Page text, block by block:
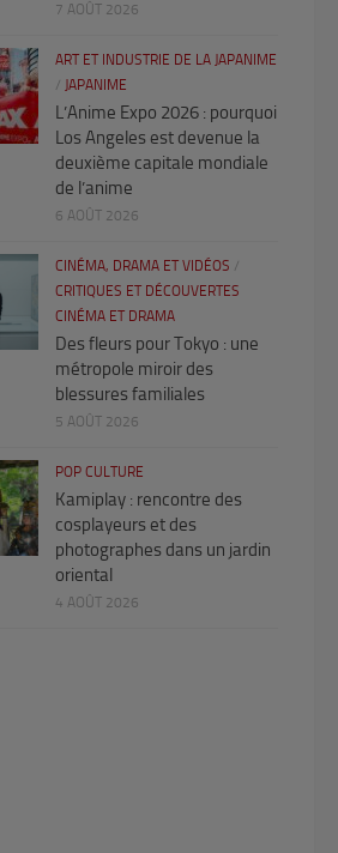
7 AOÛT 2026
ART ET INDUSTRIE DE LA JAPANIME
/ JAPANIME
L’Anime Expo 2026 : pourquoi
Los Angeles est devenue la
deuxième capitale mondiale
de l’anime
6 AOÛT 2026
CINÉMA, DRAMA ET VIDÉOS /
CRITIQUES ET DÉCOUVERTES
CINÉMA ET DRAMA
Des fleurs pour Tokyo : une
métropole miroir des
blessures familiales
5 AOÛT 2026
POP CULTURE
Kamiplay : rencontre des
cosplayeurs et des
photographes dans un jardin
oriental
4 AOÛT 2026